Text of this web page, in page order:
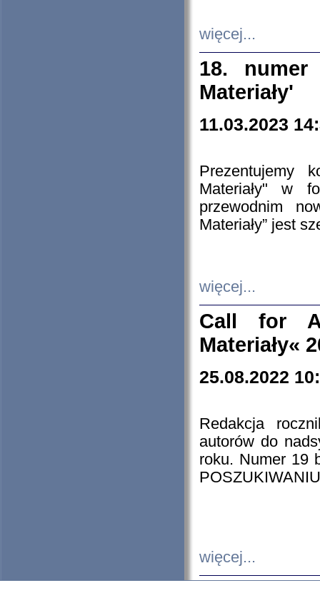
więcej...
18. numer
Materiały'
11.03.2023
Prezentujemy
Materiały" w
przewodnim
Materiały” jest
więcej...
Call for
Materiały«
25.08.2022
Redakcja
autorów do
roku. Numer 19
więcej...